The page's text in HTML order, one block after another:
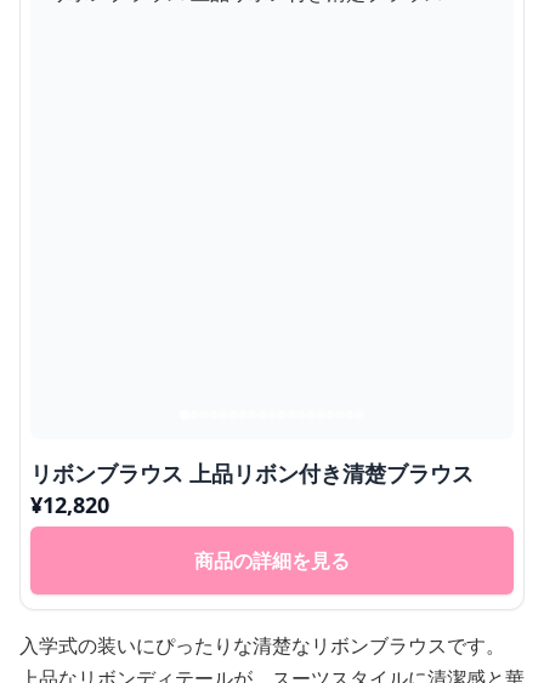
リボンブラウス 上品リボン付き清楚ブラウス
¥12,820
商品の詳細を見る
入学式の装いにぴったりな清楚なリボンブラウスです。